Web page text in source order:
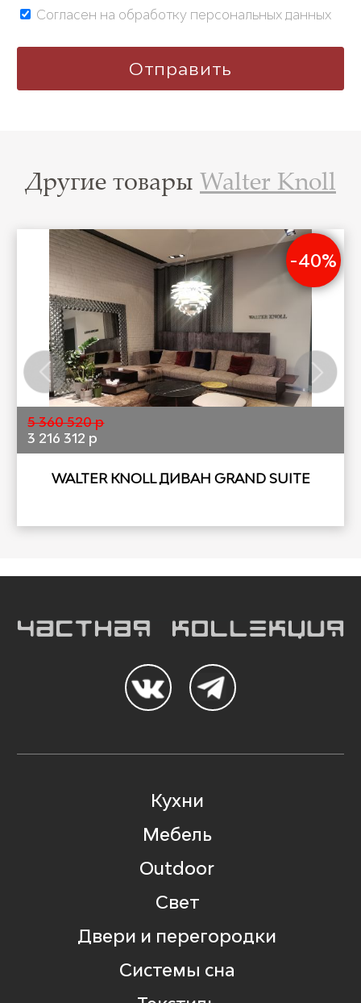
Согласен на обработку персональных данных
Другие товары Walter Knoll
-40%
5 360 520 р
3 216 312 р
WALTER KNOLL ДИВАН GRAND SUITE
Кухни
Мебель
Outdoor
Свет
Двери и перегородки
Системы сна